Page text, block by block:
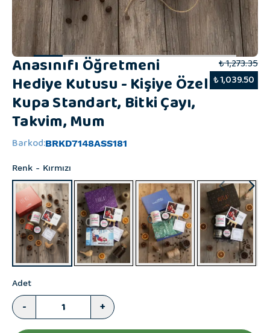
Anasınıfı Öğretmeni
Hediye Kutusu - Kişiye Özel
Kupa Standart, Bitki Çayı,
Takvim, Mum
₺ 1,273.35
₺ 1,039.50
Barkod:BRKD7148ASS181
Renk - Kırmızı
Adet
- +